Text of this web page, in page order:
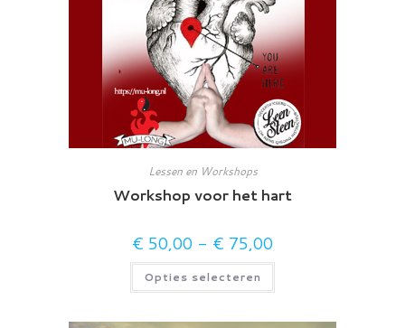
Lessen en Workshops
Workshop voor het hart
€ 50,00 - € 75,00
tot
Opties selecteren
Dit
heeft
variaties.